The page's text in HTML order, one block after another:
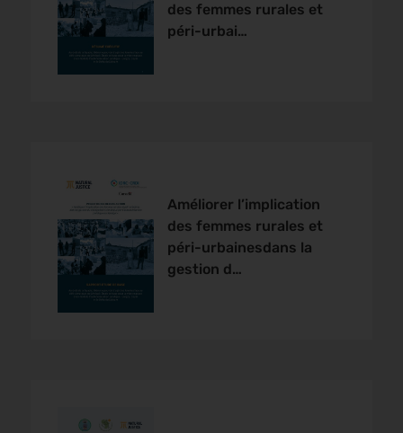
des femmes rurales et
péri-urbai…
Améliorer l’implication
des femmes rurales et
péri-urbainesdans la
gestion d…